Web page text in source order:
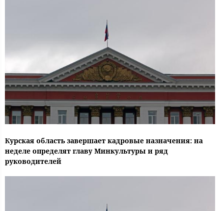
Курская область завершает кадровые назначения: на
неделе определят главу Минкультуры и ряд
руководителей